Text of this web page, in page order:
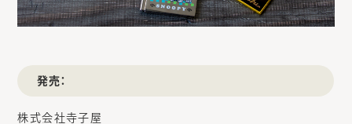
発売：
株式会社寺子屋